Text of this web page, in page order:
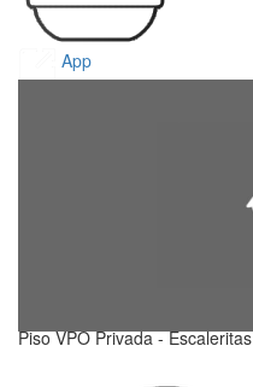
App
Piso VPO Privada - Escaleritas